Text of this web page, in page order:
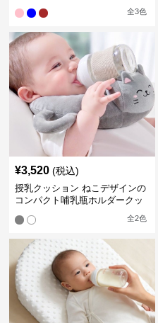
全3色
¥3,520 (税込)
授乳クッション ねこデザインの
コンパクト哺乳瓶ホルダークッ
全2色